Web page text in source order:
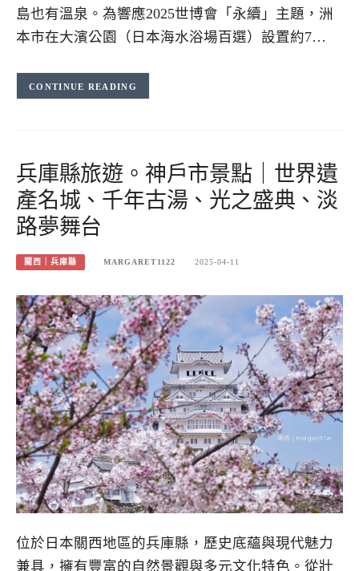
島也有溫泉。為響應2025世博會「永續」主題，洲
本市在大濱公園（日本海水浴場百選）設置約7…
CONTINUE READING
兵庫縣旅遊。神戶市景點｜世界遺
產名城、千年古湯、光之盛典、淡
路夢舞台
關西｜兵庫縣 MARGARET1122 2025-04-11
位於日本關西地區的兵庫縣，歷史底蘊與現代魅力
兼具，擁有豐富的自然景觀與多元文化特色。從壯